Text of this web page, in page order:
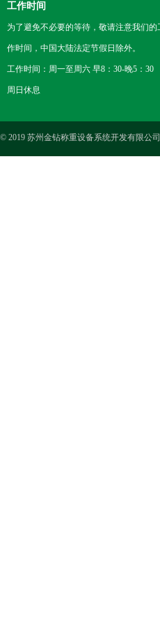
工作时间
为了避免不必要的等待，敬请注意我们
作时间，中国大陆法定节假日除外。
工作时间：周一至周六 早8：30-晚5：30
周日休息
© 2019 苏州金钻称重设备系统开发有限公